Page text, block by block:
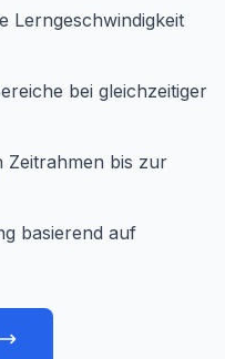
Lerngeschwindigkeit
bei gleichzeitiger
Zeitrahmen bis zur
basierend auf